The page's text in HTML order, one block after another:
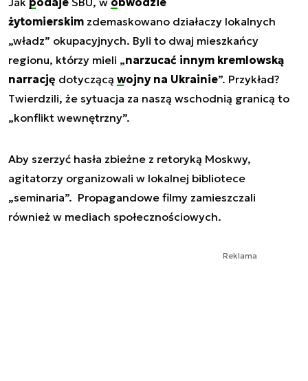
żytomierskim zdemaskowano działaczy lokalnych
„władz” okupacyjnych. Byli to dwaj mieszkańcy
regionu, którzy mieli „narzucać innym kremlowską
narrację dotyczącą wojny na Ukrainie”. Przykład?
Twierdzili, że sytuacja za naszą wschodnią granicą to
„konflikt wewnętrzny”.
Aby szerzyć hasła zbieżne z retoryką Moskwy,
agitatorzy organizowali w lokalnej bibliotece
„seminaria”. Propagandowe filmy zamieszczali
również w mediach społecznościowych.
Reklama